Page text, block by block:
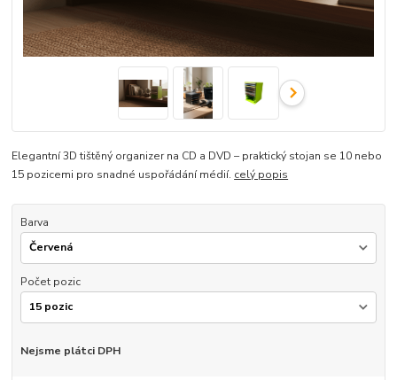
Elegantní 3D tištěný organizer na CD a DVD – praktický stojan se 10 nebo
15 pozicemi pro snadné uspořádání médií. celý popis
Barva
Počet pozic
Nejsme plátci DPH